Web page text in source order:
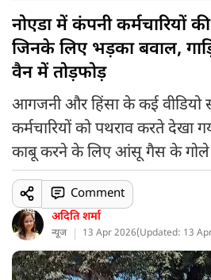
नोएडा में कंपनी कर्मचारियों
जिनके लिए भड़का बवाल,
वैन में तोड़फोड़
आगजनी और हिंसा के कई
कर्मचारियों को पथराव करते देखा
काबू करने के लिए आंसू गैस के गोले
अदिति शर्मा
न्यूज 13 Apr 2026(Updated: 13
Comment